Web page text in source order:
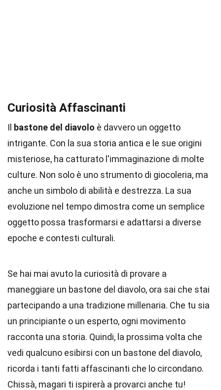
Curiosità Affascinanti
Il bastone del diavolo è davvero un oggetto
intrigante. Con la sua storia antica e le sue origini
misteriose, ha catturato l'immaginazione di molte
culture. Non solo è uno strumento di giocoleria, ma
anche un simbolo di abilità e destrezza. La sua
evoluzione nel tempo dimostra come un semplice
oggetto possa trasformarsi e adattarsi a diverse
epoche e contesti culturali.
Se hai mai avuto la curiosità di provare a
maneggiare un bastone del diavolo, ora sai che stai
partecipando a una tradizione millenaria. Che tu sia
un principiante o un esperto, ogni movimento
racconta una storia. Quindi, la prossima volta che
vedi qualcuno esibirsi con un bastone del diavolo,
ricorda i tanti fatti affascinanti che lo circondano.
Chissà, magari ti ispirerà a provarci anche tu!